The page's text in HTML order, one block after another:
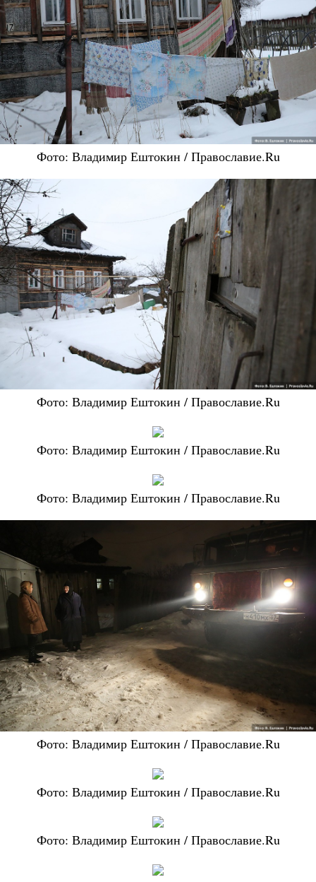
Фото: Владимир Ештокин / Православие.Ru
Фото: Владимир Ештокин / Православие.Ru
Фото: Владимир Ештокин / Православие.Ru
Фото: Владимир Ештокин / Православие.Ru
Фото: Владимир Ештокин / Православие.Ru
Фото: Владимир Ештокин / Православие.Ru
Фото: Владимир Ештокин / Православие.Ru